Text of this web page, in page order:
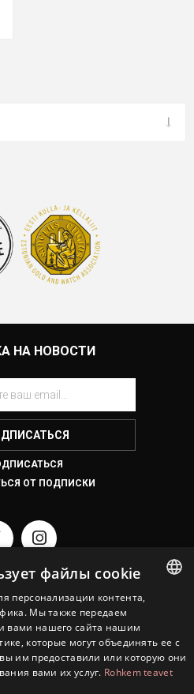
НА НОВОСТИ
ОТ ПОДПИСКИ
ENGLISH
RUSSIAN
файлы cookie
персонализации контента,
Мы также передаем
вами нашего сайта нашим
которые могут объединять ее с
им предоставили или которую они
вами их услуг. Rohkem teavet